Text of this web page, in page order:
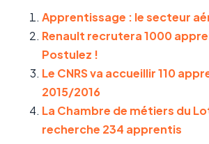
Apprentissage : le secteur
Renault recrutera 1000
Postulez !
Le CNRS va accueillir 110
2015/2016
La Chambre de métiers du
recherche 234 apprentis